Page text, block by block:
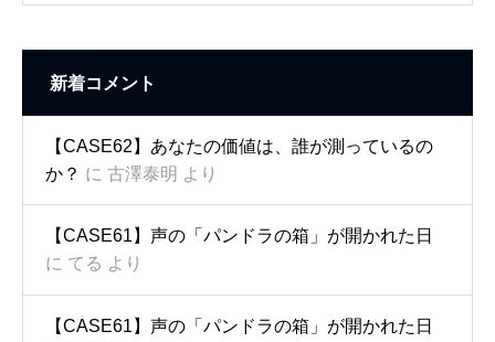
新着コメント
【CASE62】あなたの価値は、誰が測っているの
か？ に 古澤泰明 より
【CASE61】声の「パンドラの箱」が開かれた日
に てる より
【CASE61】声の「パンドラの箱」が開かれた日